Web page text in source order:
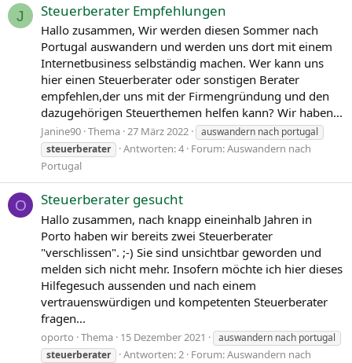
J Steuerberater Empfehlungen
Hallo zusammen, Wir werden diesen Sommer nach
Portugal auswandern und werden uns dort mit einem
Internetbusiness selbständig machen. Wer kann uns
hier einen Steuerberater oder sonstigen Berater
empfehlen,der uns mit der Firmengründung und den
dazugehörigen Steuerthemen helfen kann? Wir haben...
Janine90 Thema 27 März 2022
auswandern nach portugal
steuerberater
Antworten: 4 Forum:Auswandern nach
Portugal
O Steuerberater gesucht
Hallo zusammen, nach knapp eineinhalb Jahren in
Porto haben wir bereits zwei Steuerberater
"verschlissen". ;-) Sie sind unsichtbar geworden und
melden sich nicht mehr. Insofern möchte ich hier dieses
Hilfegesuch aussenden und nach einem
vertrauenswürdigen und kompetenten Steuerberater
fragen...
oporto Thema 15 Dezember 2021
auswandern nach portugal
steuerberater
Antworten: 2 Forum:Auswandern nach